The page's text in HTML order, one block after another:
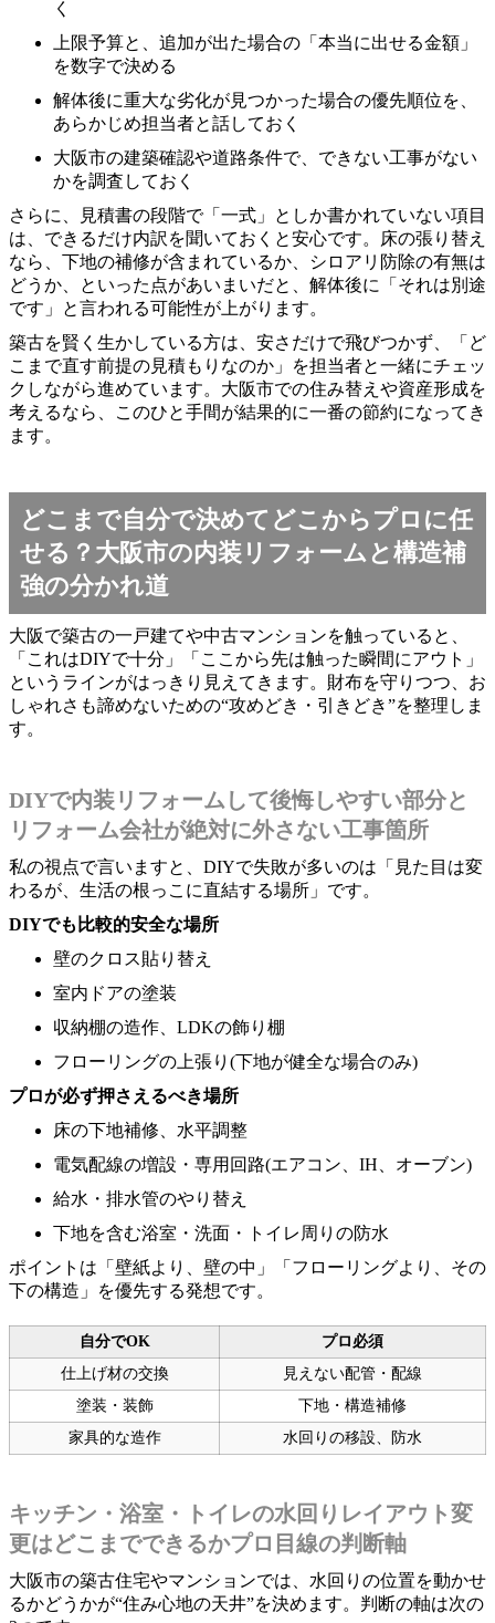
く
上限予算と、追加が出た場合の「本当に出せる金額」
を数字で決める
解体後に重大な劣化が見つかった場合の優先順位を、
あらかじめ担当者と話しておく
大阪市の建築確認や道路条件で、できない工事がない
かを調査しておく
さらに、見積書の段階で「一式」としか書かれていない項目
は、できるだけ内訳を聞いておくと安心です。床の張り替え
なら、下地の補修が含まれているか、シロアリ防除の有無は
どうか、といった点があいまいだと、解体後に「それは別途
です」と言われる可能性が上がります。
築古を賢く生かしている方は、安さだけで飛びつかず、「ど
こまで直す前提の見積もりなのか」を担当者と一緒にチェッ
クしながら進めています。大阪市での住み替えや資産形成を
考えるなら、このひと手間が結果的に一番の節約になってき
ます。
どこまで自分で決めてどこからプロに任
せる？大阪市の内装リフォームと構造補
強の分かれ道
大阪で築古の一戸建てや中古マンションを触っていると、
「これはDIYで十分」「ここから先は触った瞬間にアウト」
というラインがはっきり見えてきます。財布を守りつつ、お
しゃれさも諦めないための“攻めどき・引きどき”を整理しま
す。
DIYで内装リフォームして後悔しやすい部分と
リフォーム会社が絶対に外さない工事箇所
私の視点で言いますと、DIYで失敗が多いのは「見た目は変
わるが、生活の根っこに直結する場所」です。
DIYでも比較的安全な場所
壁のクロス貼り替え
室内ドアの塗装
収納棚の造作、LDKの飾り棚
フローリングの上張り(下地が健全な場合のみ)
プロが必ず押さえるべき場所
床の下地補修、水平調整
電気配線の増設・専用回路(エアコン、IH、オーブン)
給水・排水管のやり替え
下地を含む浴室・洗面・トイレ周りの防水
ポイントは「壁紙より、壁の中」「フローリングより、その
下の構造」を優先する発想です。
自分でOK
プロ必須
仕上げ材の交換
見えない配管・配線
塗装・装飾
下地・構造補修
家具的な造作
水回りの移設、防水
キッチン・浴室・トイレの水回りレイアウト変
更はどこまでできるかプロ目線の判断軸
大阪市の築古住宅やマンションでは、水回りの位置を動かせ
るかどうかが“住み心地の天井”を決めます。判断の軸は次の